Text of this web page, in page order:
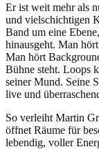
Er ist weit mehr als
und vielschichtigen
Band um eine
hinausgeht. Man
Man hört
Bühne steht. Loops
seiner Mund. Seine
live und
So verleiht Martin
öffnet Räume für
lebendig, voller